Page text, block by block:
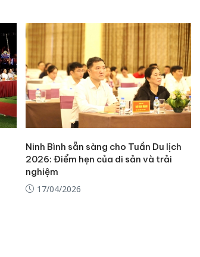
Ninh Bình sẵn sàng cho Tuần Du lịch
2026: Điểm hẹn của di sản và trải
nghiệm
17/04/2026
tìm bị hại trong vụ
án sản xuất, buôn